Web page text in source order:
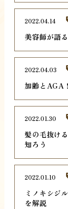
美容師が語
2022.04.14
加齢とAGA
2022.04.03
髪の毛抜け
知ろう
2022.01.30
ミノキシジ
を解説
2022.01.10